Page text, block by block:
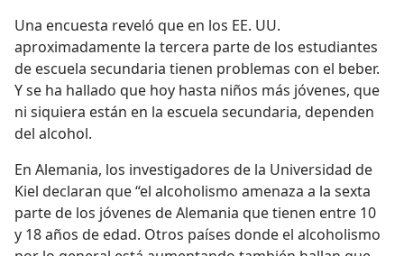
Una encuesta reveló que en los EE. UU.
aproximadamente la tercera parte de los estudiantes
de escuela secundaria tienen problemas con el beber.
Y se ha hallado que hoy hasta niños más jóvenes, que
ni siquiera están en la escuela secundaria, dependen
del alcohol.
En Alemania, los investigadores de la Universidad de
Kiel declaran que “el alcoholismo amenaza a la sexta
parte de los jóvenes de Alemania que tienen entre 10
y 18 años de edad. Otros países donde el alcoholismo